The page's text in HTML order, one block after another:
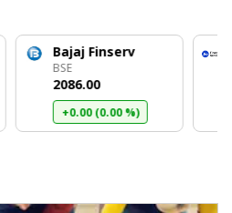
Bajaj Finserv
BSE
₹2086.00
+0.00 (0.00 %)